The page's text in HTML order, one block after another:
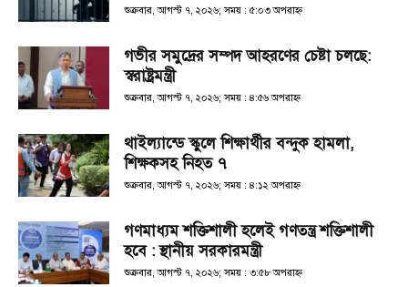
শুক্রবার, আগস্ট ৭, ২০২৬; সময় : ৫:০৩ অপরাহ্ণ
গভীর সমুদ্রের সম্পদ আহরণের চেষ্টা চলছে:
স্বরাষ্ট্রমন্ত্রী
শুক্রবার, আগস্ট ৭, ২০২৬; সময় : ৪:৫৬ অপরাহ্ণ
থাইল্যান্ডে স্কুলে শিক্ষার্থীর বন্দুক হামলা,
শিক্ষকসহ নিহত ৭
শুক্রবার, আগস্ট ৭, ২০২৬; সময় : ৪:১২ অপরাহ্ণ
গণমাধ্যম শক্তিশালী হলেই গণতন্ত্র শক্তিশালী
হবে : স্থানীয় সরকারমন্ত্রী
শুক্রবার, আগস্ট ৭, ২০২৬; সময় : ৩:৫৮ অপরাহ্ণ